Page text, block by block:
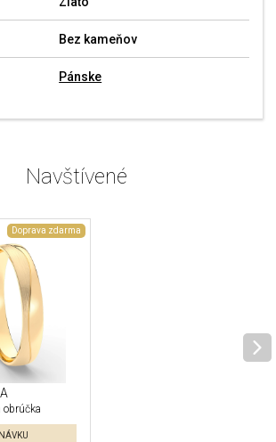
Bez kameňov
Pánske
Navštívené
Doprava zdarma
obrúčka